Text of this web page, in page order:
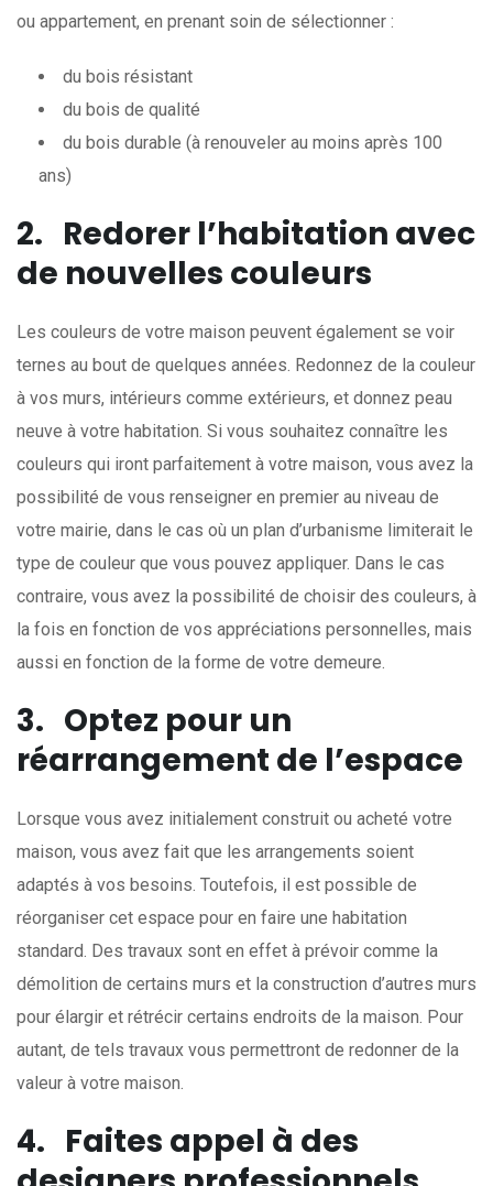
ou appartement, en prenant soin de sélectionner :
du bois résistant
du bois de qualité
du bois durable (à renouveler au moins après 100
ans)
2. Redorer l’habitation avec
de nouvelles couleurs
Les couleurs de votre maison peuvent également se voir
ternes au bout de quelques années. Redonnez de la couleur
à vos murs, intérieurs comme extérieurs, et donnez peau
neuve à votre habitation. Si vous souhaitez connaître les
couleurs qui iront parfaitement à votre maison, vous avez la
possibilité de vous renseigner en premier au niveau de
votre mairie, dans le cas où un plan d’urbanisme limiterait le
type de couleur que vous pouvez appliquer. Dans le cas
contraire, vous avez la possibilité de choisir des couleurs, à
la fois en fonction de vos appréciations personnelles, mais
aussi en fonction de la forme de votre demeure.
3. Optez pour un
réarrangement de l’espace
Lorsque vous avez initialement construit ou acheté votre
maison, vous avez fait que les arrangements soient
adaptés à vos besoins. Toutefois, il est possible de
réorganiser cet espace pour en faire une habitation
standard. Des travaux sont en effet à prévoir comme la
démolition de certains murs et la construction d’autres murs
pour élargir et rétrécir certains endroits de la maison. Pour
autant, de tels travaux vous permettront de redonner de la
valeur à votre maison.
4. Faites appel à des